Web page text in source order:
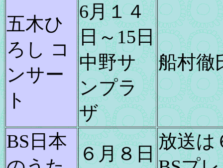
五木ひ
ろし コ
ンサー
ト
6月１４
日～15日
中野サ
ンプラ
ザ
船村徹
BS日本
６月８日
放送は